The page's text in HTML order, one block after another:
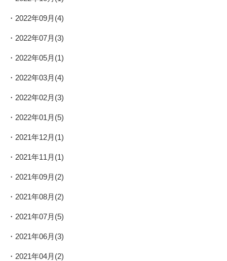
2022年09月(4)
2022年07月(3)
2022年05月(1)
2022年03月(4)
2022年02月(3)
2022年01月(5)
2021年12月(1)
2021年11月(1)
2021年09月(2)
2021年08月(2)
2021年07月(5)
2021年06月(3)
2021年04月(2)